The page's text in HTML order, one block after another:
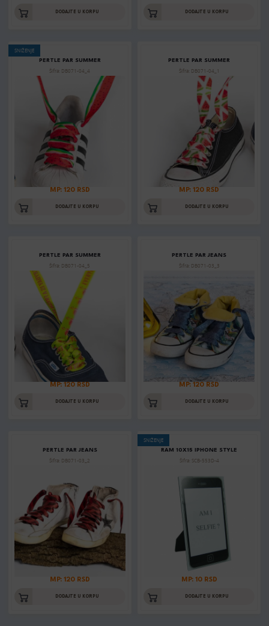
DODAJTE U KORPU DODAJTE U KORPU
SNIŽENJE
PERTLE PAR SUMMER
Šifra: DB071-04_4
MP: 120 RSD
DODAJTE U KORPU
PERTLE PAR SUMMER
Šifra: DB071-04_1
MP: 120 RSD
DODAJTE U KORPU
PERTLE PAR SUMMER
Šifra: DB071-04_5
MP: 120 RSD
DODAJTE U KORPU
PERTLE PAR JEANS
Šifra: DB071-03_3
MP: 120 RSD
DODAJTE U KORPU
PERTLE PAR JEANS
Šifra: DB071-03_2
MP: 120 RSD
DODAJTE U KORPU
SNIŽENJE
RAM 10X15 IPHONE STYLE
Šifra: SCB-553D-4
MP: 10 RSD
DODAJTE U KORPU